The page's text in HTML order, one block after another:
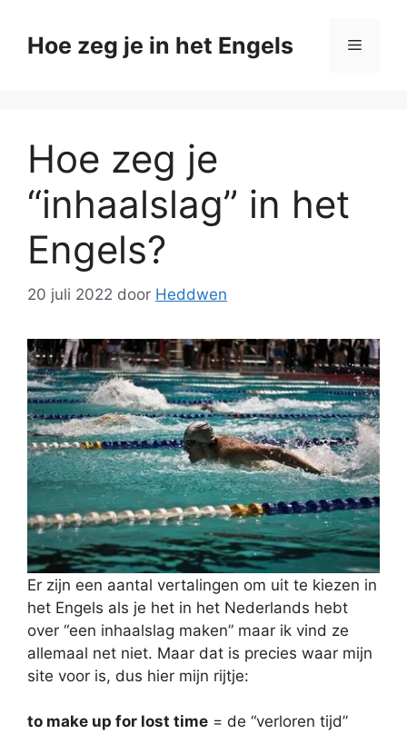
naarHoe zeg je in het Engels Menu
Hoe zeg je
“inhaalslag” in het
Engels?
20 juli 2022 door Heddwen
Er zijn een aantal vertalingen om uit te kiezen in
het Engels als je het in het Nederlands hebt
over “een inhaalslag maken” maar ik vind ze
allemaal net niet. Maar dat is precies waar mijn
site voor is, dus hier mijn rijtje:
to make up for lost time = de “verloren tijd”